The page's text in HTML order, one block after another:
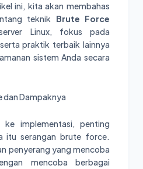
ini, kita akan membahas
teknik Brute Force
Linux, fokus pada
praktik terbaik lainnya
sistem Anda secara
dan Dampaknya
implementasi, penting
itu serangan brute force.
penyerang yang mencoba
mencoba berbagai